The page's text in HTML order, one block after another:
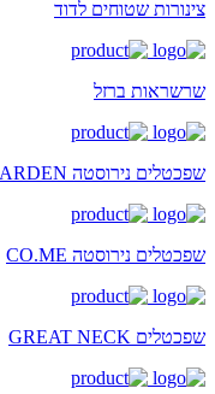
צינורות שטוחים לדוד
שרשראות ברזל
שפכטלים נירוסטה HARDEN
שפכטלים נירוסטה CO.ME
שפכטלים GREAT NECK